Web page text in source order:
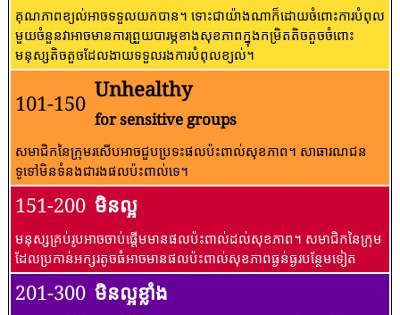
គុណភាពខ្យល់អាចទទួលយកបាន។ ទោះជាយ៉ាងណាក៏ដោយចំពោះការបំពុល
មួយចំនួនវាអាចមានការព្រួយបារម្ភខាងសុខភាពក្នុងកម្រិតតិចតួចចំពោះ
មនុស្សតិចតួចដែលងាយទទួលរងការបំពុលខ្យល់។
101-150
Unhealthy
for sensitive groups
សមាជិកនៃក្រុមរសើបអាចជួបប្រទះផលប៉ះពាល់សុខភាព។ សាធារណជន​
ទូទៅ​មិន​ទំនង​ជា​រង​ផល​ប៉ះពាល់​ទេ។
151-200 មិនល្អ
មនុស្សគ្រប់រូបអាចចាប់ផ្តើមមានផលប៉ះពាល់ដល់សុខភាព។ សមាជិកនៃក្រុម
ដែលប្រកាន់អក្សរតូចធំអាចមានផលប៉ះពាល់សុខភាពធ្ងន់ធ្ងរបន្ថែមទៀត
201-300 មិនល្អខ្លាំង